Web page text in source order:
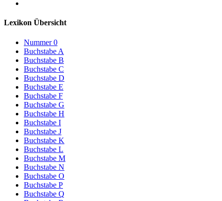
Lexikon Übersicht
Nummer 0
Buchstabe A
Buchstabe B
Buchstabe C
Buchstabe D
Buchstabe E
Buchstabe F
Buchstabe G
Buchstabe H
Buchstabe I
Buchstabe J
Buchstabe K
Buchstabe L
Buchstabe M
Buchstabe N
Buchstabe O
Buchstabe P
Buchstabe Q